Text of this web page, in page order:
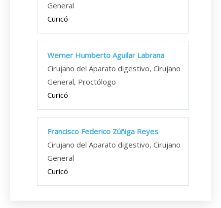
General
Curicó
Werner Humberto Aguilar Labrana
Cirujano del Aparato digestivo, Cirujano
General, Proctólogo
Curicó
Francisco Federico Zúñiga Reyes
Cirujano del Aparato digestivo, Cirujano
General
Curicó